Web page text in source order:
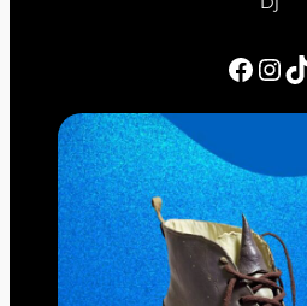
Facebook InstagramTikTok